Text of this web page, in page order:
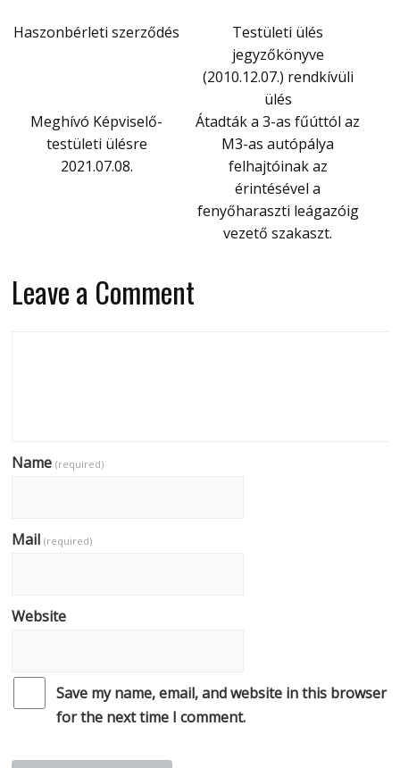
Haszonbérleti szerződés
Testületi ülés
jegyzőkönyve
(2010.12.07.) rendkívüli
ülés
Meghívó Képviselő-
testületi ülésre
2021.07.08.
Átadták a 3-as fűúttól az
M3-as autópálya
felhajtóinak az
érintésével a
fenyőharaszti leágazóig
vezető szakaszt.
Leave a Comment
Name(required)
Mail(required)
Website
Save my name, email, and website in this browser
for the next time I comment.